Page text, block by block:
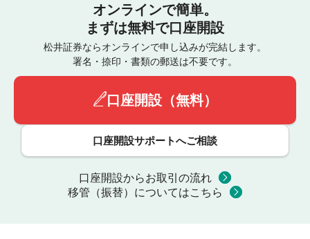
オンラインで簡単。
まずは無料で口座開設
松井証券ならオンラインで申し込みが完結します。
署名・捺印・書類の郵送は不要です。
口座開設（無料）
口座開設サポートへご相談
口座開設からお取引の流れ
移管（振替）についてはこちら